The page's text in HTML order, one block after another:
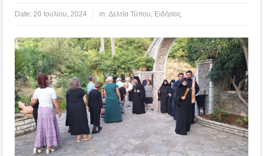
Date: 20 Ιουλίου, 2024 in:Δελτία Τύπου Ειδήσεις